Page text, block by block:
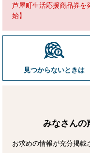
芦屋町生活応援商品券を
始】
見つからないときは
みなさんの
お求めの情報が充分掲載